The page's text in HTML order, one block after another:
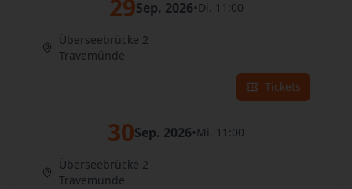
29Sep. 2026•Di. 11:00
Überseebrücke 2
Travemünde
Tickets
30Sep. 2026•Mi. 11:00
Überseebrücke 2
Travemünde